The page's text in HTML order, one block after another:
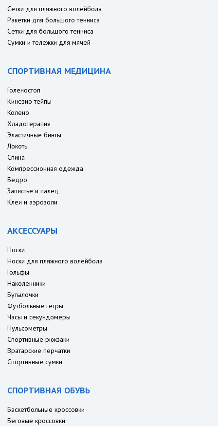
Сетки для пляжного волейбола
Ракетки для большого тенниса
Сетки для большого тенниса
Сумки и тележки для мячей
СПОРТИВНАЯ МЕДИЦИНА
Голеностоп
Кинезио тейпы
Колено
Хладотерапия
Эластичные бинты
Локоть
Спина
Компрессионная одежда
Бедро
Запястье и палец
Клеи и аэрозоли
АКСЕССУАРЫ
Носки
Носки для пляжного волейбола
Гольфы
Наколенники
Бутылочки
Футбольные гетры
Часы и секундомеры
Пульсометры
Спортивные рюкзаки
Вратарские перчатки
Спортивные сумки
СПОРТИВНАЯ ОБУВЬ
Баскетбольные кроссовки
Беговые кроссовки